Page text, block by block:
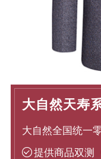
大自然天寿
大自然全国统一
提供商品双测